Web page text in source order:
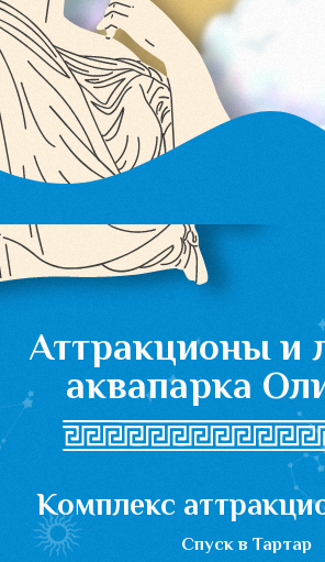
Комплекс аттракционов
Элизиум
Детский городок для самых отважных
Прекрасный островок развлечений разнообразные спуски,
горки, игровые площадки, опрокидывающаяся бочка с водой,
расположенная на высоте 8 м – не смогут оставить детишек
равнодушными
Пещера - высота 4,7 м, длинна 26,6 м
Вихрь - высота 6,5 м, длинна 47,5 м
Змея - высота 6,5 м, высота 56,8 м
Каток - высота 1,7 м, длинна 3 м